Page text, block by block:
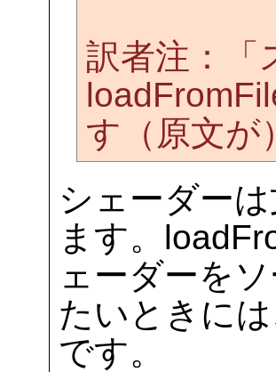
訳者注：「
す（原文が
シェーダー
ます。
ェーダーを
たいときに
です。